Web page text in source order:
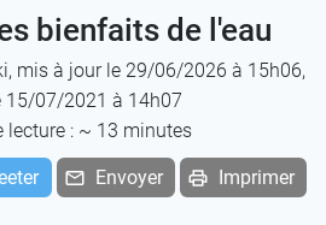
bienfaits de l'eau
, mis à jour le 29/06/2026 à 15h06,
15/07/2021 à 14h07
lecture : ~ 13 minutes
Envoyer Imprimer